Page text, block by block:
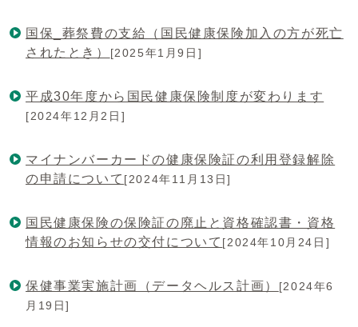
国保_葬祭費の支給（国民健康保険加入の方が死亡
されたとき）
[2025年1月9日]
平成30年度から国民健康保険制度が変わります
[2024年12月2日]
マイナンバーカードの健康保険証の利用登録解除
の申請について [2024年11月13日]
国民健康保険の保険証の廃止と資格確認書・資格
情報のお知らせの交付について [2024年10月24日]
保健事業実施計画（データヘルス計画）
[2024年6
月19日]